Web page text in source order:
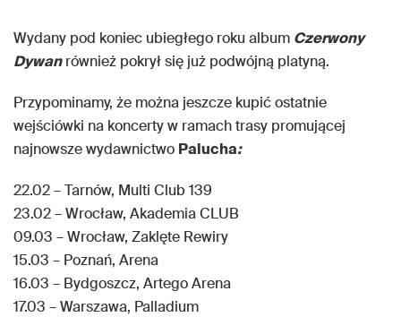
Wydany pod koniec ubiegłego roku album Czerwony
Dywanrównież pokrył się już podwójną platyną.
Przypominamy, że można jeszcze kupić ostatnie
wejściówki na koncerty w ramach trasy promującej
najnowsze wydawnictwo Palucha:
22.02 – Tarnów, Multi Club 139
23.02 – Wrocław, Akademia CLUB
09.03 – Wrocław, Zaklęte Rewiry
15.03 – Poznań, Arena
16.03 – Bydgoszcz, Artego Arena
17.03 – Warszawa, Palladium